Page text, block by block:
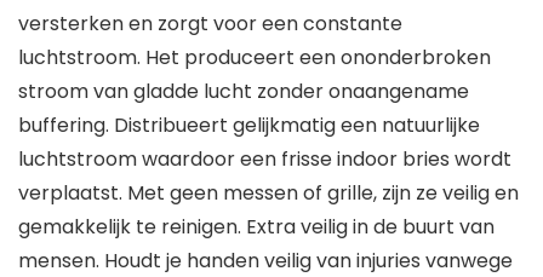
versterken en zorgt voor een constante
luchtstroom. Het produceert een ononderbroken
stroom van gladde lucht zonder onaangename
buffering. Distribueert gelijkmatig een natuurlijke
luchtstroom waardoor een frisse indoor bries wordt
verplaatst. Met geen messen of grille, zijn ze veilig en
gemakkelijk te reinigen. Extra veilig in de buurt van
mensen. Houdt je handen veilig van injuries vanwege